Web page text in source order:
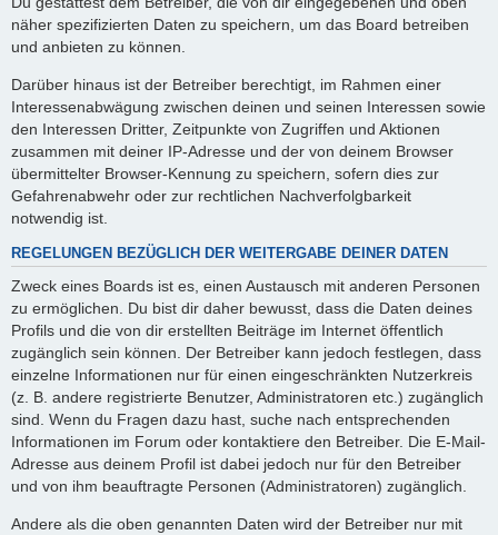
näher spezifizierten Daten zu speichern, um das Board betreiben
und anbieten zu können.
Darüber hinaus ist der Betreiber berechtigt, im Rahmen einer
Interessenabwägung zwischen deinen und seinen Interessen sowie
den Interessen Dritter, Zeitpunkte von Zugriffen und Aktionen
zusammen mit deiner IP-Adresse und der von deinem Browser
übermittelter Browser-Kennung zu speichern, sofern dies zur
Gefahrenabwehr oder zur rechtlichen Nachverfolgbarkeit
notwendig ist.
REGELUNGEN BEZÜGLICH DER WEITERGABE DEINER DATEN
Zweck eines Boards ist es, einen Austausch mit anderen Personen
zu ermöglichen. Du bist dir daher bewusst, dass die Daten deines
Profils und die von dir erstellten Beiträge im Internet öffentlich
zugänglich sein können. Der Betreiber kann jedoch festlegen, dass
einzelne Informationen nur für einen eingeschränkten Nutzerkreis
(z. B. andere registrierte Benutzer, Administratoren etc.) zugänglich
sind. Wenn du Fragen dazu hast, suche nach entsprechenden
Informationen im Forum oder kontaktiere den Betreiber. Die E-Mail-
Adresse aus deinem Profil ist dabei jedoch nur für den Betreiber
und von ihm beauftragte Personen (Administratoren) zugänglich.
Andere als die oben genannten Daten wird der Betreiber nur mit